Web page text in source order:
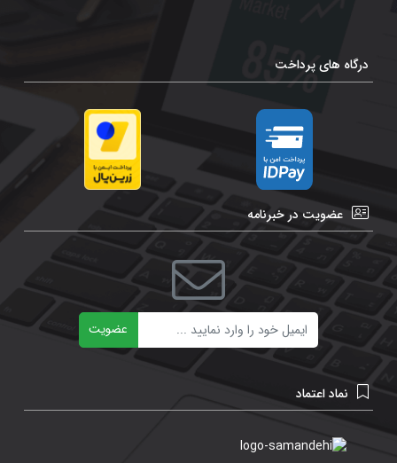
درگاه های پرداخت
عضویت در خبرنامه
عضویت
نماد اعتماد